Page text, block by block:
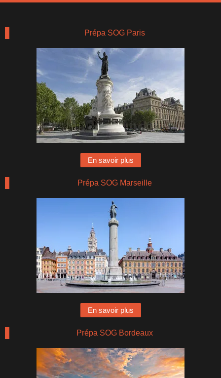
Prépa SOG Paris
En savoir plus
Prépa SOG Marseille
En savoir plus
Prépa SOG Bordeaux